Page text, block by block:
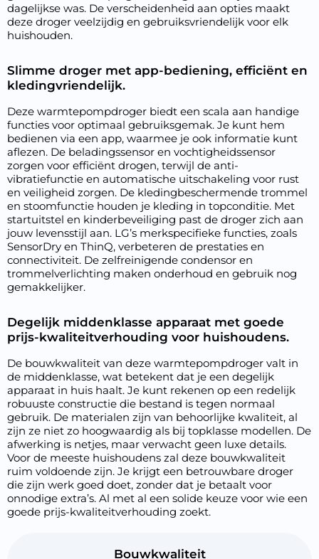
dagelijkse was. De verscheidenheid aan opties maakt
deze droger veelzijdig en gebruiksvriendelijk voor elk
huishouden.
Slimme droger met app-bediening, efficiënt en
kledingvriendelijk.
Deze warmtepompdroger biedt een scala aan handige
functies voor optimaal gebruiksgemak. Je kunt hem
bedienen via een app, waarmee je ook informatie kunt
aflezen. De beladingssensor en vochtigheidssensor
zorgen voor efficiënt drogen, terwijl de anti-
vibratiefunctie en automatische uitschakeling voor rust
en veiligheid zorgen. De kledingbeschermende trommel
en stoomfunctie houden je kleding in topconditie. Met
startuitstel en kinderbeveiliging past de droger zich aan
jouw levensstijl aan. LG’s merkspecifieke functies, zoals
SensorDry en ThinQ, verbeteren de prestaties en
connectiviteit. De zelfreinigende condensor en
trommelverlichting maken onderhoud en gebruik nog
gemakkelijker.
Degelijk middenklasse apparaat met goede
prijs-kwaliteitverhouding voor huishoudens.
De bouwkwaliteit van deze warmtepompdroger valt in
de middenklasse, wat betekent dat je een degelijk
apparaat in huis haalt. Je kunt rekenen op een redelijk
robuuste constructie die bestand is tegen normaal
gebruik. De materialen zijn van behoorlijke kwaliteit, al
zijn ze niet zo hoogwaardig als bij topklasse modellen. De
afwerking is netjes, maar verwacht geen luxe details.
Voor de meeste huishoudens zal deze bouwkwaliteit
ruim voldoende zijn. Je krijgt een betrouwbare droger
die zijn werk goed doet, zonder dat je betaalt voor
onnodige extra’s. Al met al een solide keuze voor wie een
goede prijs-kwaliteitverhouding zoekt.
Bouwkwaliteit